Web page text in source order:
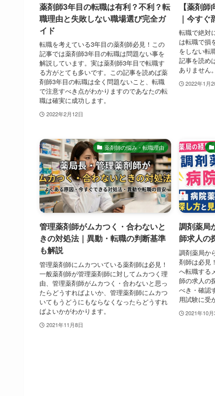
薬剤師3年目の転職は有利？不利？転
職理由と失敗しない職場選び完全ガ
イド
転職を考えている3年目の薬剤師必見！この
記事では薬剤師3年目の転職は問題ない事を
解説しています。実は薬剤師3年目で転職す
る方がとても多いです。この記事を読めば薬
剤師3年目の転職は全く問題ないこと、転職
で注意すべき点がわかりますのであなたの転
職は確実に成功します。
2022年2月12日
【薬剤
｜今す
転職で絶対
は転職で損
をしない転
記事を読め
ありません。
2022年1月
薬剤師の悩み・転職理由
管理薬剤師がムカつく・合わないと
きの対処法｜異動・転職の判断基準
も解説
管理薬剤師にムカついている薬剤師は必見！
一般薬剤師が管理薬剤師に対してムカつく理
由、管理薬剤師がムカつく・合わないと思っ
たらどうすればよいか、管理薬剤師にムカつ
いてもうどうにもならなくなったらどうすれ
ばよいかがわかります。
2021年11月8日
調剤薬局
師求人の
調剤薬局か
剤師は必見
へ転職する
師の求人の
べき・確認
用試験に受
2021年10月